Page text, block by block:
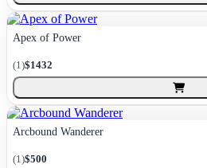
Apex of Power
(1)$1432
Arcbound Wanderer
(1)$500